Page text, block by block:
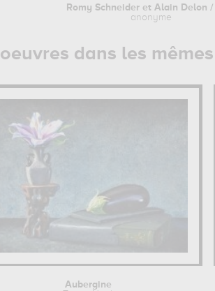
Romy Schneider et Alain Delon /
anonyme
dans les
Aubergine